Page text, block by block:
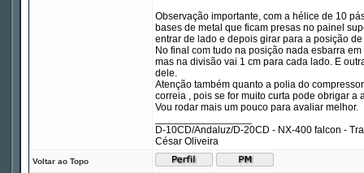
Observação importante, com a hélice de 10
bases de metal que ficam presas no painel
entrar de lado e depois girar para a posição
No final com tudo na posição nada esbarra
mas na divisão vai 1 cm para cada lado. E
dele.
Atenção também quanto a polia do
correia , pois se for muito curta pode obrigar
Vou rodar mais um pouco para avaliar melhor.
D-10CD/Andaluz/D-20CD - NX-400 falcon -
César Oliveira
Voltar ao Topo